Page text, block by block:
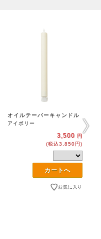
オイルテーパーキャンドル
アイボリー
3,500 円
(税込3,850円)